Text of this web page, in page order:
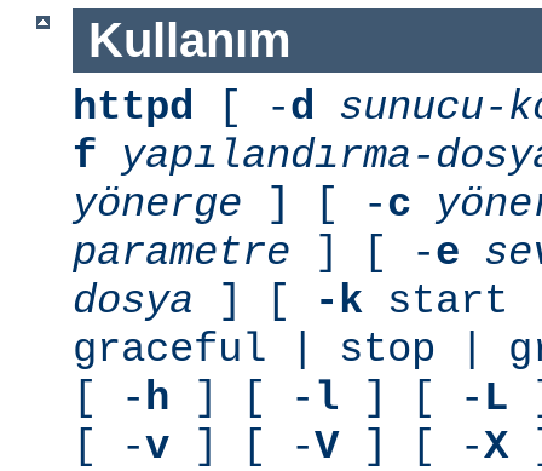
Kullanım
httpd [ -d
f
yapılandırma-
yönerge ] [ -c
parametre ] [ -e
dosya ] [ -k start
graceful | stop |
[ -h ] [ - l ] [ - L
[ -v ] [ -V] [ -X